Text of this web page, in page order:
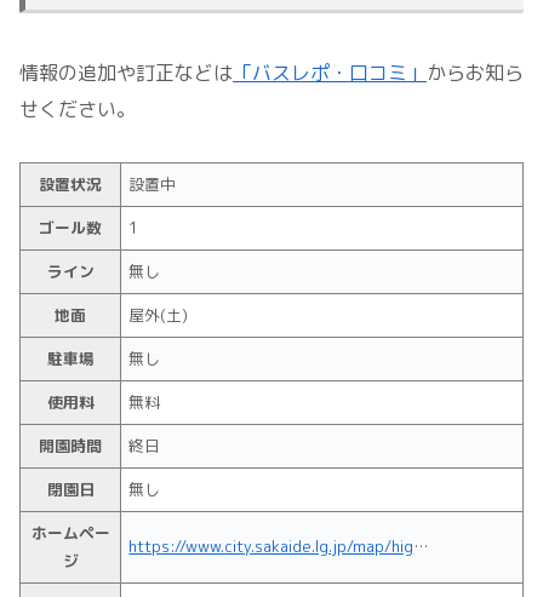
情報の追加や訂正などは 「バスレポ・口コミ」 からお知ら
せください。
設置状況
設置中
ゴール数
1
ライン
無し
地面
屋外(土)
駐車場
無し
使用料
無料
開園時間
終日
閉園日
無し
ホームペー
ジ
https://www.city.sakaide.lg.jp/map/higasioohamadainikouen.html